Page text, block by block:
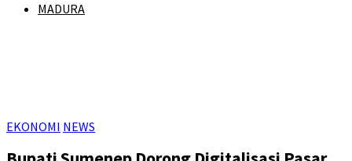
MADURA
EKONOMI NEWS